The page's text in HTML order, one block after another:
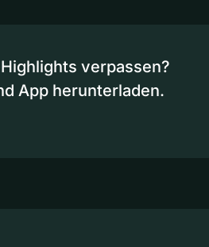
verpassen?
App herunterladen.